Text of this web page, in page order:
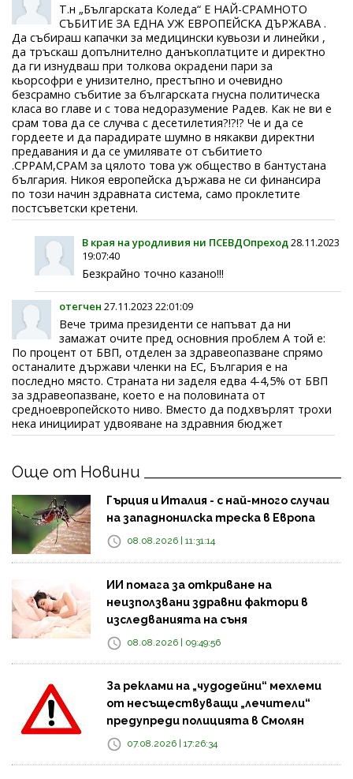
Т.н „Българската Коледа“ Е НАЙ-СРАМНОТО
СЪБИТИЕ ЗА ЕДНА УЖ ЕВРОПЕЙСКА ДЪРЖАВА .
Да събираш капачки за медицински кувьози и линейки ,
да тръскаш допълнително данъкоплатците и директно
да ги изнудваш при толкова окрадени пари за
кьорсофри е унизително, престъпно и очевидно
безсрамно събитие за българската гнусна политическа
класа во главе и с това недоразумение Радев. Как не ви е
срам това да се случва с десетилетия?!?!? Че и да се
гордеете и да парадирате шумно в някакви директни
предавания и да се умилявате от събитието
.СРРАМ,СРАМ за цялото това уж общество в бантустана
българия. Никоя европейска държава не си финансира
по този начин здравната система, само проклетите
постсъветски кретени.
В края на уродливия ни ПСЕВДОпреход28.11.2023
19:07:40
Безкрайно точно казано!!!
отегчен 27.11.2023 22:01:09
Вече трима президенти се напъват да ни
замажат очите пред основния проблем А той е:
По процент от БВП, отделен за здравеопазване спрямо
останалите държави членки на ЕС, България е на
последно място. Страната ни заделя едва 4-4,5% от БВП
за здравеопазване, което е на половината от
средноевропейското ниво. Вместо да подхвърлят трохи
нека инициират удвояване на здравния бюджет
Още от Новини
Гърция и Италия - с най-много случаи
на западнонилска треска в Европа
08.08.2026 | 11:31:14
ИИ помага за откриване на
неизползвани здравни фактори в
изследванията на съня
08.08.2026 | 09:49:56
За реклами на „чудодейни“ мехлеми
от несъществуващи „лечители“
предупреди полицията в Смолян
07.08.2026 | 17:26:34